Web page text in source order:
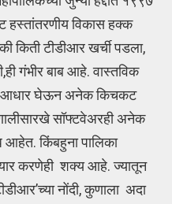
हस्तांतरणीय विकास हक्क
किती टीडीआर खर्ची पडला,
गंभीर बाब आहे. वास्तविक
आधार घेऊन अनेक किचकट
सॉफ्टवेअरही अनेक
आहेत. किंबहुना पालिका
करणेही शक्य आहे. ज्यातून
नोंदी, कुणाला अदा